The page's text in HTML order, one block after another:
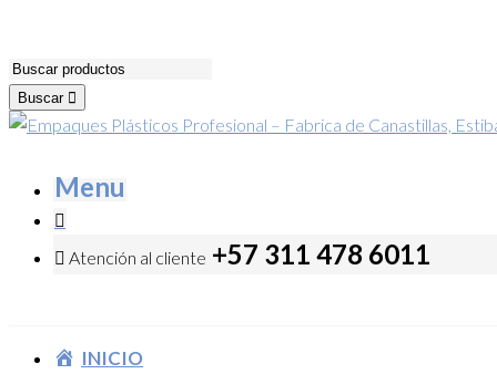
Buscar
Menu
Atención al cliente +57 311 478 6011
INICIO